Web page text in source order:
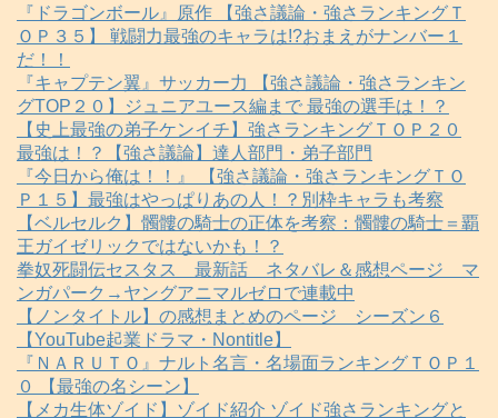
『ドラゴンボール』原作 【強さ議論・強さランキングＴ
ＯＰ３５】 戦闘力最強のキャラは!?おまえがナンバー１
だ！！
『キャプテン翼』サッカー力 【強さ議論・強さランキン
グTOP２０】ジュニアユース編まで 最強の選手は！？
【史上最強の弟子ケンイチ】強さランキングＴＯＰ２０
最強は！？【強さ議論】達人部門・弟子部門
『今日から俺は！！』 【強さ議論・強さランキングＴＯ
Ｐ１５】最強はやっぱりあの人！？別枠キャラも考察
【ベルセルク】髑髏の騎士の正体を考察：髑髏の騎士＝覇
王ガイゼリックではないかも！？
拳奴死闘伝セスタス 最新話 ネタバレ＆感想ページ マ
ンガパーク→ヤングアニマルゼロで連載中
【ノンタイトル】の感想まとめのページ シーズン６
【YouTube起業ドラマ・Nontitle】
『ＮＡＲＵＴＯ』ナルト名言・名場面ランキングＴＯＰ１
０ 【最強の名シーン】
【メカ生体ゾイド】ゾイド紹介 ゾイド強さランキングと